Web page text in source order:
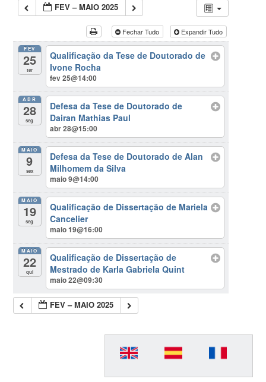
FEV – MAIO 2025
Fechar Tudo Expandir Tudo
FEV
25
ter
Qualificação da Tese de Doutorado de
Ivone Rocha
fev 25@14:00
ABR
28
seg
Defesa da Tese de Doutorado de
Dairan Mathias Paul
abr 28@15:00
MAIO
9
sex
Defesa da Tese de Doutorado de Alan
Milhomem da Silva
maio 9@14:00
MAIO
19
seg
Qualificação de Dissertação de Mariela
Cancelier
maio 19@16:00
MAIO
22
qui
Qualificação de Dissertação de
Mestrado de Karla Gabriela Quint
maio 22@09:30
FEV – MAIO 2025